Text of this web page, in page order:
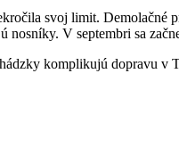
svoj limit. Demolačné
V septembri sa
komplikujú dopravu v